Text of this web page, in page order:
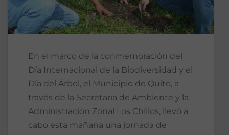
En el marco de la conmemoración del
Día Internacional de la Biodiversidad y el
Día del Árbol, el Municipio de Quito, a
través de la Secretaría de Ambiente y la
Administración Zonal Los Chillos, llevó a
cabo esta mañana una jornada de